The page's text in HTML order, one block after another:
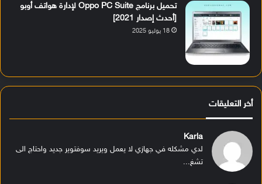
تحميل برنامج Oppo PC Suite لإدارة هواتف أوبو
[أحدث إصدار 2021]
18 يوليو 2025
أخر التعليقات
Karla
لدي مشكله في جهازي لا يعمل ويريد سوفتوير جديد واحتاج الى
تشغ...